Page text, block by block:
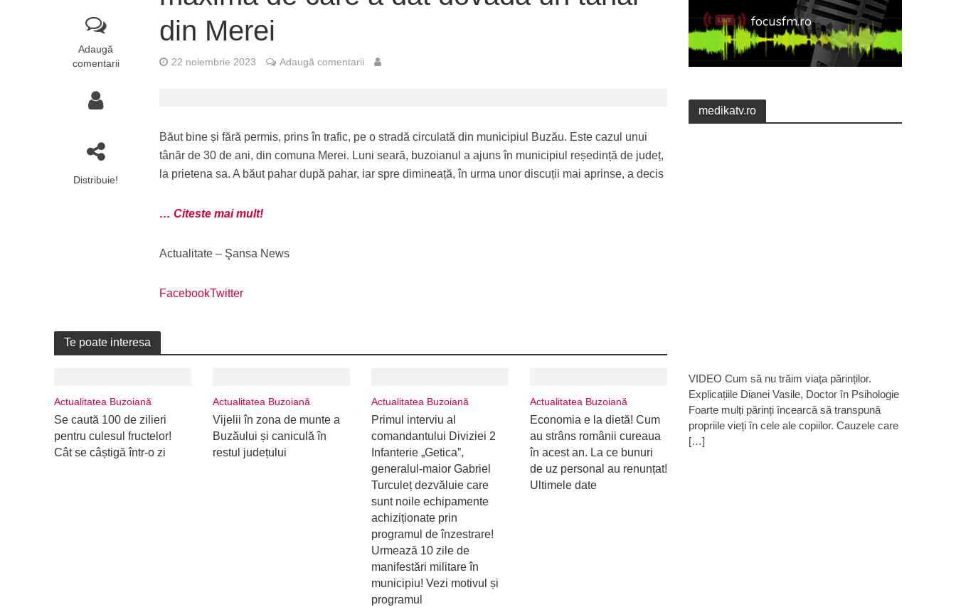
Adaugă
comentarii
Distribuie!
din Merei
22 noiembrie 2023 Adaugă comentarii
Băut bine și fără permis, prins în trafic, pe o stradă circulată din municipiul Buzău. Este cazul unui
tânăr de 30 de ani, din comuna Merei. Luni seară, buzoianul a ajuns în municipiul reședință de județ,
la prietena sa. A băut pahar după pahar, iar spre dimineață, în urma unor discuții mai aprinse, a decis
… Citeste mai mult!
Actualitate – Şansa News
FacebookTwitter
Te poate interesa
Actualitatea Buzoiană
Se caută 100 de zilieri
pentru culesul fructelor!
Cât se câștigă într-o zi
Actualitatea Buzoiană
Vijelii în zona de munte a
Buzăului și caniculă în
restul județului
Actualitatea Buzoiană
Primul interviu al
comandantului Diviziei 2
Infanterie „Getica”,
generalul-maior Gabriel
Turculeț dezvăluie care
sunt noile echipamente
achiziționate prin
programul de înzestrare!
Urmează 10 zile de
manifestări militare în
municipiu! Vezi motivul și
programul
Actualitatea Buzoiană
Economia e la dietă! Cum
au strâns românii cureaua
în acest an. La ce bunuri
de uz personal au renunțat!
Ultimele date
medikatv.ro
VIDEO Cum să nu trăim viața părinților.
Explicațiile Dianei Vasile, Doctor în Psihologie
Foarte mulți părinți încearcă să transpună
propriile vieți în cele ale copiilor. Cauzele care
[…]